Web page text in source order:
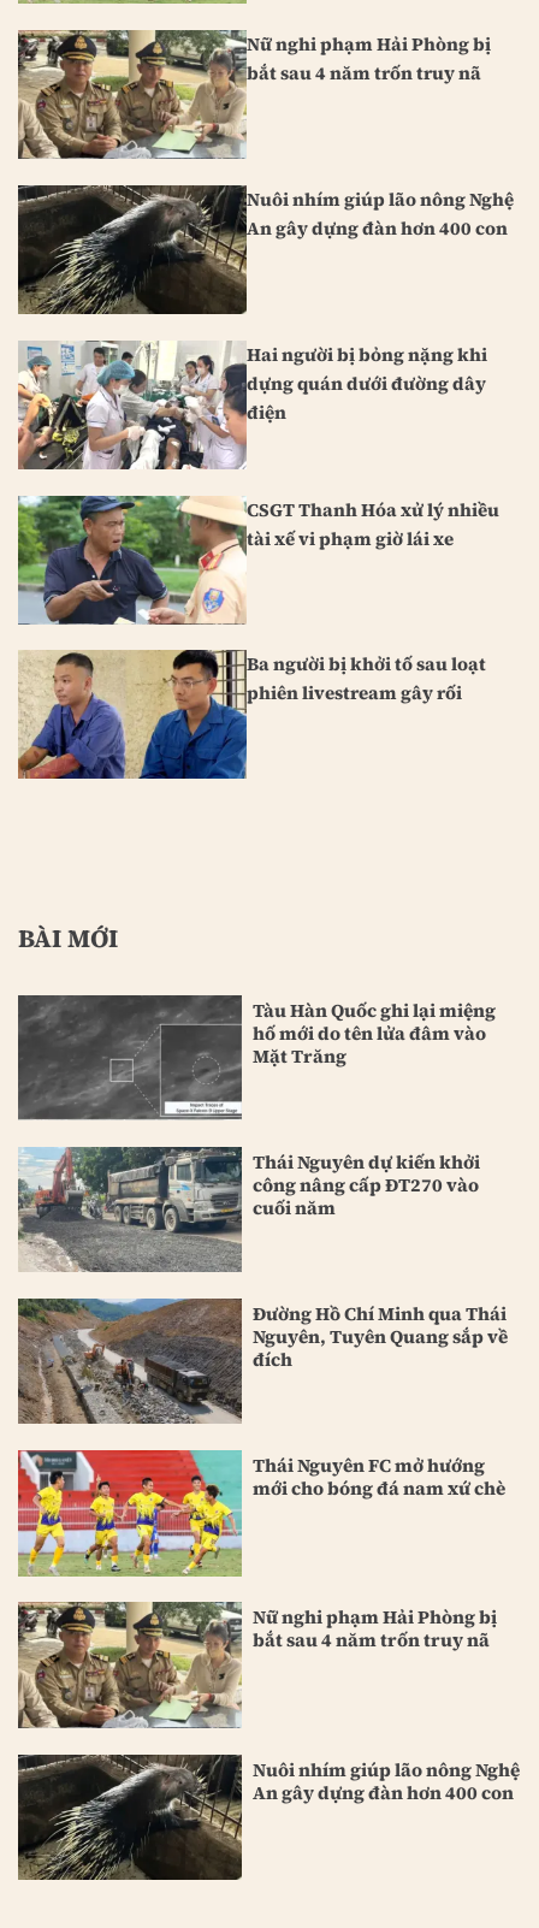
Nữ nghi phạm Hải Phòng bị
bắt sau 4 năm trốn truy nã
Nuôi nhím giúp lão nông Nghệ
An gây dựng đàn hơn 400 con
Hai người bị bỏng nặng khi
dựng quán dưới đường dây
điện
CSGT Thanh Hóa xử lý nhiều
tài xế vi phạm giờ lái xe
Ba người bị khởi tố sau loạt
phiên livestream gây rối
BÀI MỚI
Tàu Hàn Quốc ghi lại miệng
hố mới do tên lửa đâm vào
Mặt Trăng
Thái Nguyên dự kiến khởi
công nâng cấp ĐT270 vào
cuối năm
Đường Hồ Chí Minh qua Thái
Nguyên, Tuyên Quang sắp về
đích
Thái Nguyên FC mở hướng
mới cho bóng đá nam xứ chè
Nữ nghi phạm Hải Phòng bị
bắt sau 4 năm trốn truy nã
Nuôi nhím giúp lão nông Nghệ
An gây dựng đàn hơn 400 con